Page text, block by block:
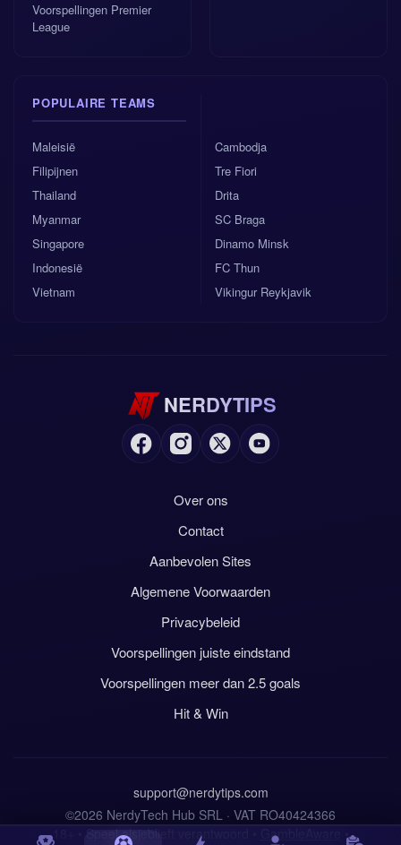
Voorspellingen Premier
League
POPULAIRE TEAMS
Maleisië
Filipijnen
Thailand
Myanmar
Singapore
Indonesië
Vietnam
Cambodja
Tre Fiori
Drita
SC Braga
Dinamo Minsk
FC Thun
Vikingur Reykjavik
NERDYTIPS
Over ons
Contact
Aanbevolen Sites
Algemene Voorwaarden
Privacybeleid
Voorspellingen juiste eindstand
Voorspellingen meer dan 2.5 goals
Hit & Win
18+ • Speel alsjeblieft verantwoord • GambleAware
•
support@nerdytips.com
©2026 NerdyTech Hub SRL · VAT RO40424366